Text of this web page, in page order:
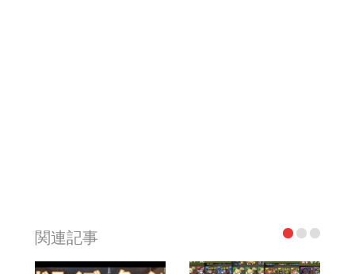
関連記事